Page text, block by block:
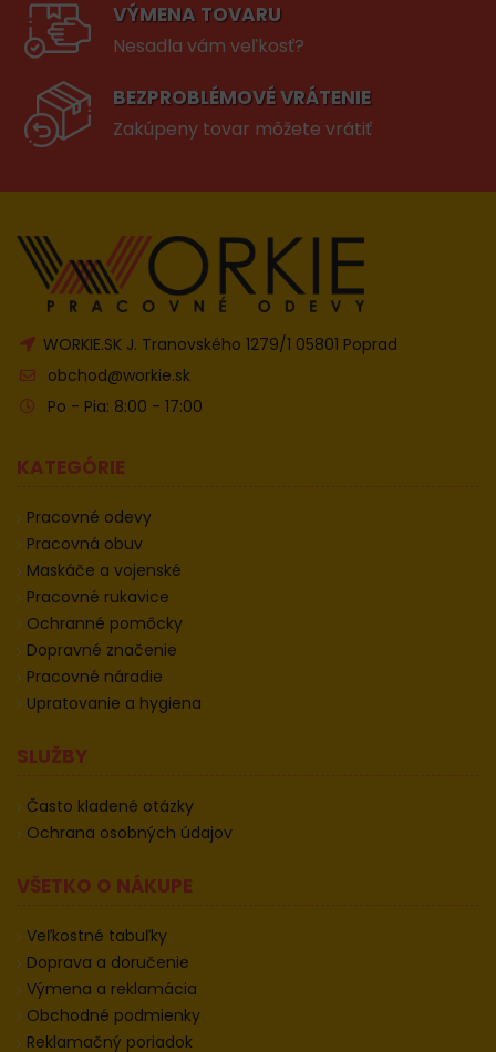
VÝMENA TOVARU
Nesadla vám veľkosť?
BEZPROBLÉMOVÉ VRÁTENIE
Zakúpeny tovar môžete vrátiť
WORKIE.SK J. Tranovského 1279/1 05801 Poprad
obchod@workie.sk
Po - Pia: 8:00 - 17:00
KATEGÓRIE
Pracovné odevy
Pracovná obuv
Maskáče a vojenské
Pracovné rukavice
Ochranné pomôcky
Dopravné značenie
Pracovné náradie
Upratovanie a hygiena
SLUŽBY
Často kladené otázky
Ochrana osobných údajov
VŠETKO O NÁKUPE
Veľkostné tabuľky
Doprava a doručenie
Výmena a reklamácia
Obchodné podmienky
Reklamačný poriadok